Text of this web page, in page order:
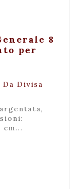
8
per
Divisa